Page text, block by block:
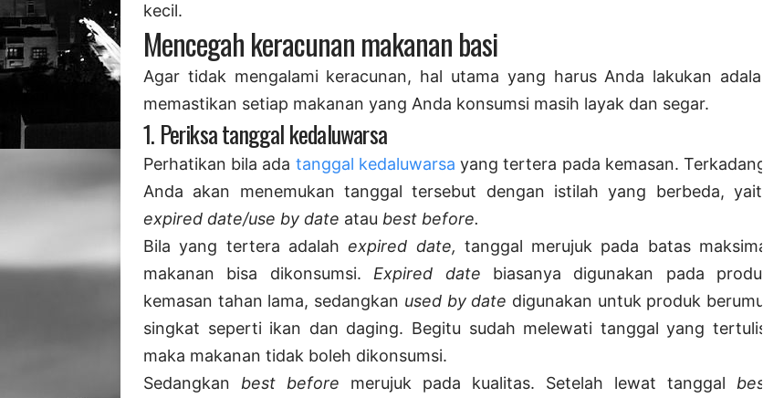
kecil.
Mencegah keracunan makanan basi
Agar tidak mengalami keracunan, hal utama yang harus Anda lakukan adalah
memastikan setiap makanan yang Anda konsumsi masih layak dan segar.
1. Periksa tanggal kedaluwarsa
Perhatikan bila ada tanggal kedaluwarsa yang tertera pada kemasan. Terkadang,
Anda akan menemukan tanggal tersebut dengan istilah yang berbeda, yaitu
expired date/use by date atau best before.
Bila yang tertera adalahexpired date, tanggal merujuk pada batas maksimal
makanan bisa dikonsumsi. Expired date biasanya digunakan pada produk
kemasan tahan lama, sedangkan used by date digunakan untuk produk berumur
singkat seperti ikan dan daging. Begitu sudah melewati tanggal yang tertulis,
maka makanan tidak boleh dikonsumsi.
Sedangkan best before merujuk pada kualitas. Setelah lewat tanggal best